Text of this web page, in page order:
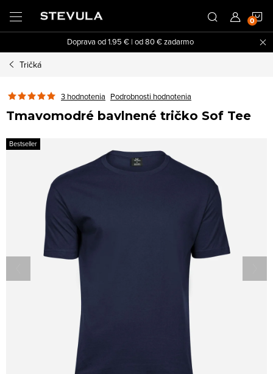
obsah
Doprava od 1.95 € | od 80 € zadarmo
Tričká
3 hodnotenia Podrobnosti hodnotenia
Tmavomodré bavlnené tričko Sof Tee
Bestseller